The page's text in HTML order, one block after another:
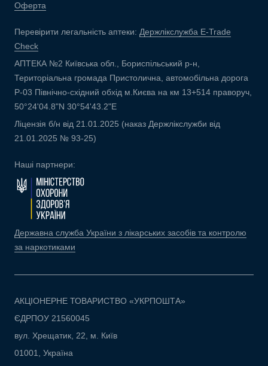
Оферта
Перевірити легальність аптеки: Держлікслужба E-Trade
Check
АПТЕКА №2 Київська обл., Бориспільський р-н,
Територіальна громада Пристолична, автомобільна дорога
Р-03 Північно-східний обхід м.Києва на км 13+514 праворуч,
50°24'04.8"N 30°54'43.2"E
Ліцензія б/н від 21.01.2025 (наказ Держлікслужби від
21.01.2025 № 93-25)
Наші партнери:
Державна служба України з лікарських засобів та контролю
за наркотиками
АКЦІОНЕРНЕ ТОВАРИСТВО «УКРПОШТА»
ЄДРПОУ 21560045
вул. Хрещатик, 22, м. Київ
01001, Україна